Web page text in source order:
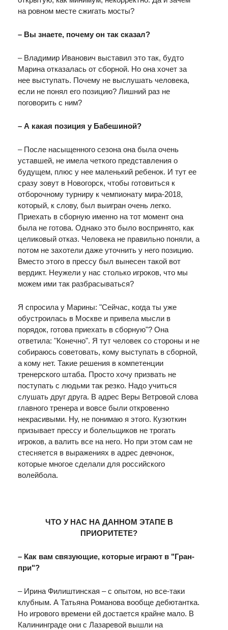
на ровном месте сжигать мосты?
– Вы знаете, почему он так сказал?
– Владимир Иванович выставил это так, будто
Марина отказалась от сборной. Но она хочет за
нее выступать. Почему не выслушать человека,
если не понял его позицию? Лишний раз не
поговорить с ним?
– А какая позиция у Бабешиной?
– После насыщенного сезона она была очень
уставшей, не имела четкого представления о
будущем, плюс у нее маленький ребенок. И тут ее
сразу зовут в Новогорск, чтобы готовиться к
отборочному турниру к чемпионату мира-2018,
который, к слову, был выигран очень легко.
Приехать в сборную именно на тот момент она
была не готова. Однако это было воспринято, как
целиковый отказ. Человека не правильно поняли, а
потом не захотели даже уточнить у него позицию.
Вместо этого в прессу был вынесен такой вот
вердикт. Неужели у нас столько игроков, что мы
можем ими так разбрасываться?
Я спросила у Марины: "Сейчас, когда ты уже
обустроилась в Москве и привела мысли в
порядок, готова приехать в сборную"? Она
ответила: "Конечно". Я тут человек со стороны и не
собираюсь советовать, кому выступать в сборной,
а кому нет. Такие решения в компетенции
тренерского штаба. Просто хочу призвать не
поступать с людьми так резко. Надо учиться
слушать друг друга. В адрес Веры Ветровой слова
главного тренера и вовсе были откровенно
некрасивыми. Ну, не понимаю я этого. Кузюткин
призывает прессу и болельщиков не трогать
игроков, а валить все на него. Но при этом сам не
стесняется в выражениях в адрес девчонок,
которые многое сделали для российского
волейбола.
ЧТО У НАС НА ДАННОМ ЭТАПЕ В
ПРИОРИТЕТЕ?
– Как вам связующие, которые играют в "Гран-
при"?
– Ирина Филиштинская – с опытом, но все-таки
клубным. А Татьяна Романова вообще дебютантка.
Но игрового времени ей достается крайне мало. В
Калининграде они с Лазаревой вышли на